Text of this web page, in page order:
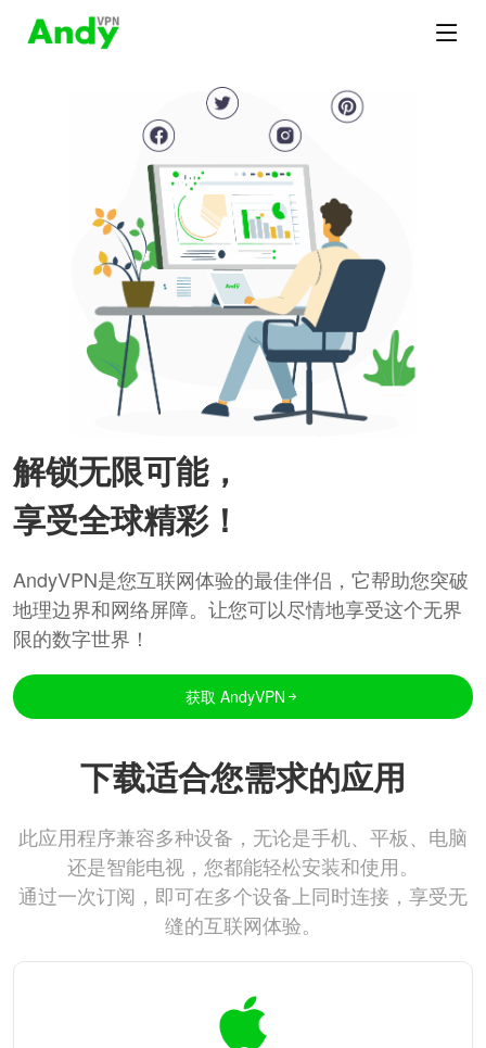
解锁无限可能，
享受全球精彩！
AndyVPN是您互联网体验的最佳伴侣，它帮助您突破
地理边界和网络屏障。让您可以尽情地享受这个无界
限的数字世界！
获取 AndyVPN
下载适合您需求的应用
此应用程序兼容多种设备，无论是手机、平板、电脑
还是智能电视，您都能轻松安装和使用。
通过一次订阅，即可在多个设备上同时连接，享受无
缝的互联网体验。